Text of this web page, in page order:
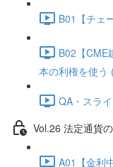
B01【チェ
B02【CME
本の利権を使う
QA・スラ
Vol.26 法定通貨
A01【金利